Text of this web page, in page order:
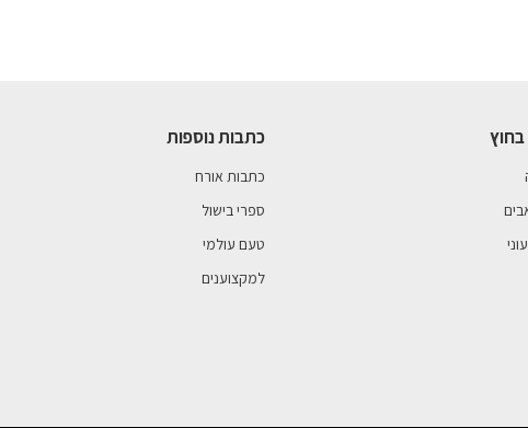
כתבות נוספות
כתבות אורח
ספרי בישול
טעם עולמי
למקצוענים